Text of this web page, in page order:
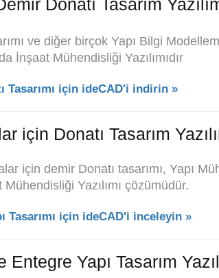
Donatı Tasarım
ve diğer birçok Yapı Bilgi
İnşaat Mühendisliği Yazılımıdır
Tasarımı için ideCAD'i indirin »
için Donatı Tasarım
için demir Donatı tasarımı, Yapı
Yazılımı çözümüdür.
Tasarımı için ideCAD'i inceleyin »
Yapı Tasarım